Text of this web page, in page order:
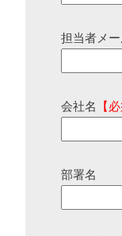
担当者メー
会社名 【
部署名